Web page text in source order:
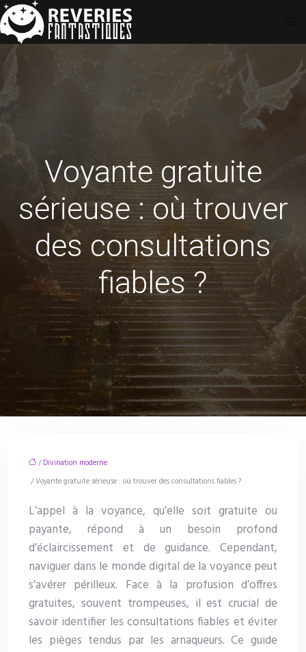
Voyante gratuite
sérieuse : où trouver
des consultations
fiables ?
/Divination moderne
/ Voyante gratuite sérieuse : où trouver des consultations fiables ?
L’appel à la voyance, qu’elle soit gratuite ou
payante, répond à un besoin profond
d’éclaircissement et de guidance. Cependant,
naviguer dans le monde digital de la voyance peut
s’avérer périlleux. Face à la profusion d’offres
gratuites, souvent trompeuses, il est crucial de
savoir identifier les consultations fiables et éviter
les pièges tendus par les arnaqueurs. Ce guide